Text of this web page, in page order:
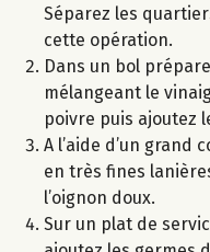
Séparez les
cette opération.
Dans un bol
mélangeant le
poivre puis ajoutez
A l’aide d’un grand
en très fines
l’oignon doux.
Sur un plat de